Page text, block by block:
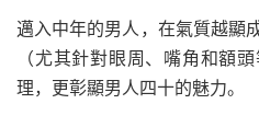
邁入中年的男人，在氣質越顯
（尤其針對眼周、嘴角和額
理，更彰顯男人四十的魅力。